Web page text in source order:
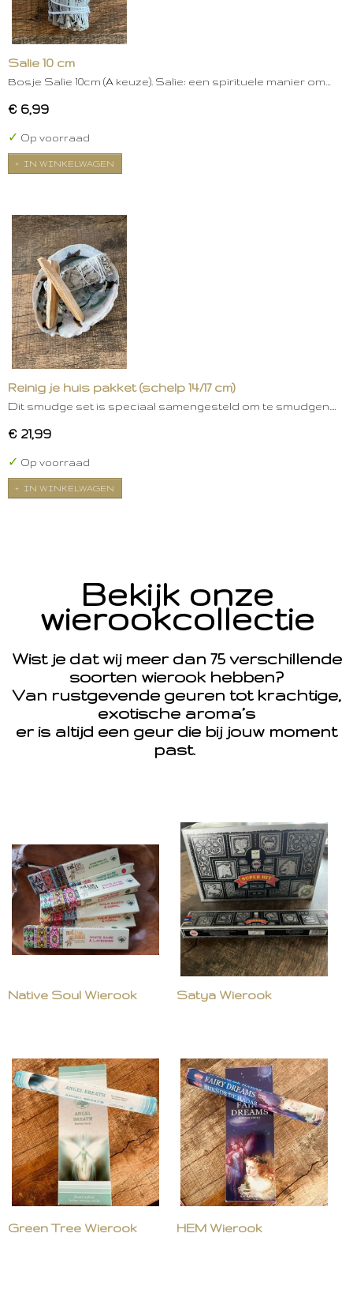
Salie 10 cm
Bosje Salie 10cm (A keuze). Salie: een spirituele manier om…
€ 6,99
✓ Op voorraad
IN WINKELWAGEN
Reinig je huis pakket (schelp 14/17 cm)
Dit smudge set is speciaal samengesteld om te smudgen.…
€ 21,99
✓ Op voorraad
IN WINKELWAGEN
Bekijk onze
wierookcollectie
Wist je dat wij meer dan 75 verschillende
soorten wierook hebben?
Van rustgevende geuren tot krachtige,
exotische aroma’s
er is altijd een geur die bij jouw moment
past.
Native Soul Wierook Satya Wierook
Green Tree Wierook HEM Wierook